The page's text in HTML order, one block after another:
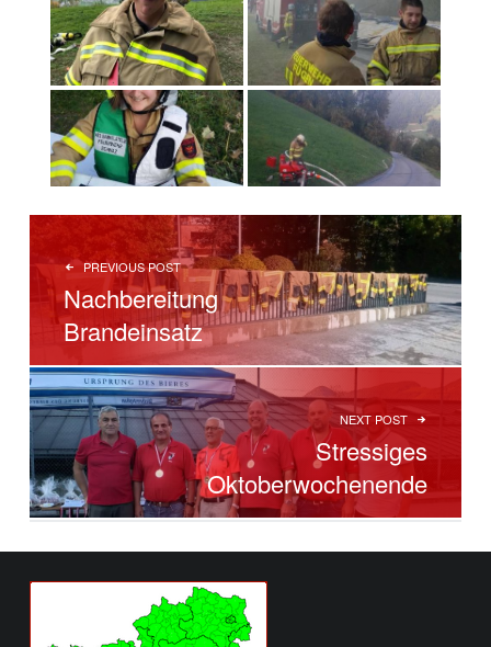
BEITRAGSNAVIGATION
PREVIOUS POST
Nachbereitung
Brandeinsatz
NEXT POST
Stressiges
Oktoberwochenende
FOOTER SIDEBAR